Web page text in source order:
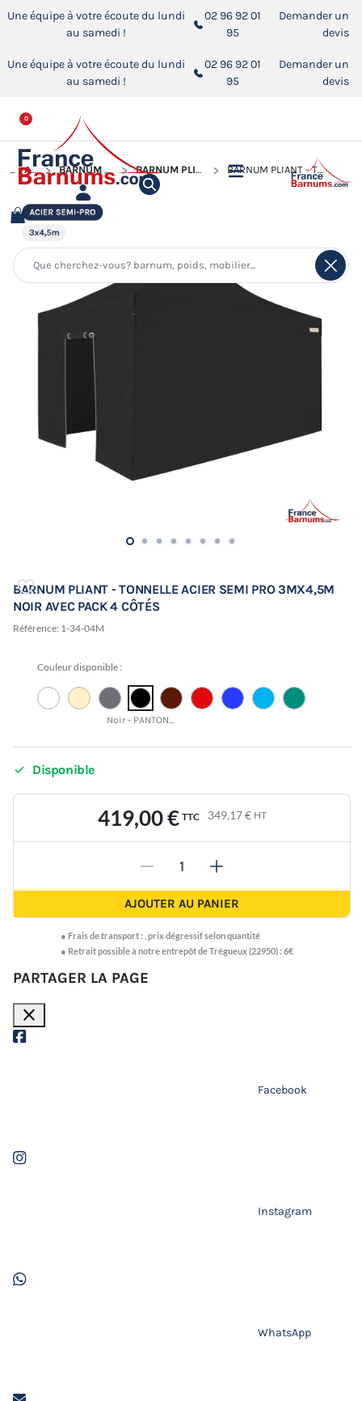
Une équipe à votre écoute du lundi
au samedi !
02 96 92 01
95
Demander un
devis
Une équipe à votre écoute du lundi
au samedi !
02 96 92 01
95
Demander un
devis
0
ACCUEIL BARNUM PLIANT - TONNELLE ACIER SEMI PRO BARNUM PLIANT - TONNELLE ACIER SEMI PRO 3MX4,5M BARNUM PLIANT - TONNELLE ACIER SEMI PRO 3MX4,5M NOIR AVEC PACK 4 CÔTÉS
BARNUM PLIANT - TONNELLE ACIER SEMI PRO 3MX4,5M
NOIR AVEC PACK 4 CÔTÉS
Référence: 1-34-04M
Couleur disponible :
Noir - PANTONE 19-4015 TCX
 Disponible
419,00 € TTC 349,17 € HT
- +
AJOUTER AU PANIER
● Frais de transport : prix dégressif selon quantité
● Retrait possible à notre entrepôt de Trégueux (22950) : 6€
PARTAGER LA PAGE
close
Facebook
Instagram
WhatsApp